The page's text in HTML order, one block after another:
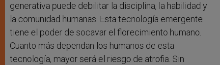
generativa puede debilitar la disciplina, la habilidad y
la comunidad humanas. Esta tecnología emergente
tiene el poder de socavar el florecimiento humano.
Cuanto más dependan los humanos de esta
tecnología, mayor será el riesgo de atrofia. Sin